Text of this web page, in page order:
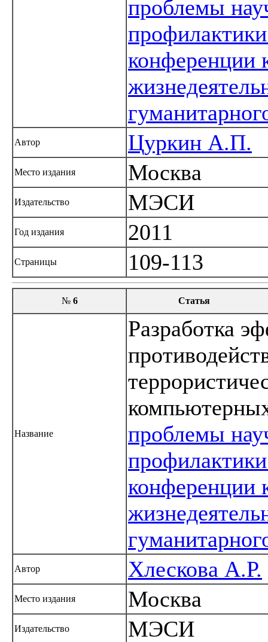
проблемы
конференции
Автор Цуркин А.П.
Место издания Москва
Издательство МЭСИ
Год издания 2011
Страницы 109-113
№ 6 Статья
Название
Разработка
проблемы
конференции
Автор Хлескова А.Р.
Место издания Москва
Издательство МЭСИ